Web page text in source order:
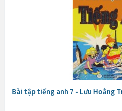
Bài tập tiếng anh 7 - Lưu Hoằng